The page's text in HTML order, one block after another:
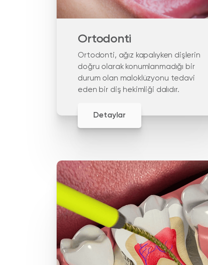
Ortodonti
Ortodonti, ağız kapalıyken dişlerin
doğru olarak konumlanmadığı bir
durum olan maloklüzyonu tedavi
eden bir diş hekimliği dalıdır.
Detaylar